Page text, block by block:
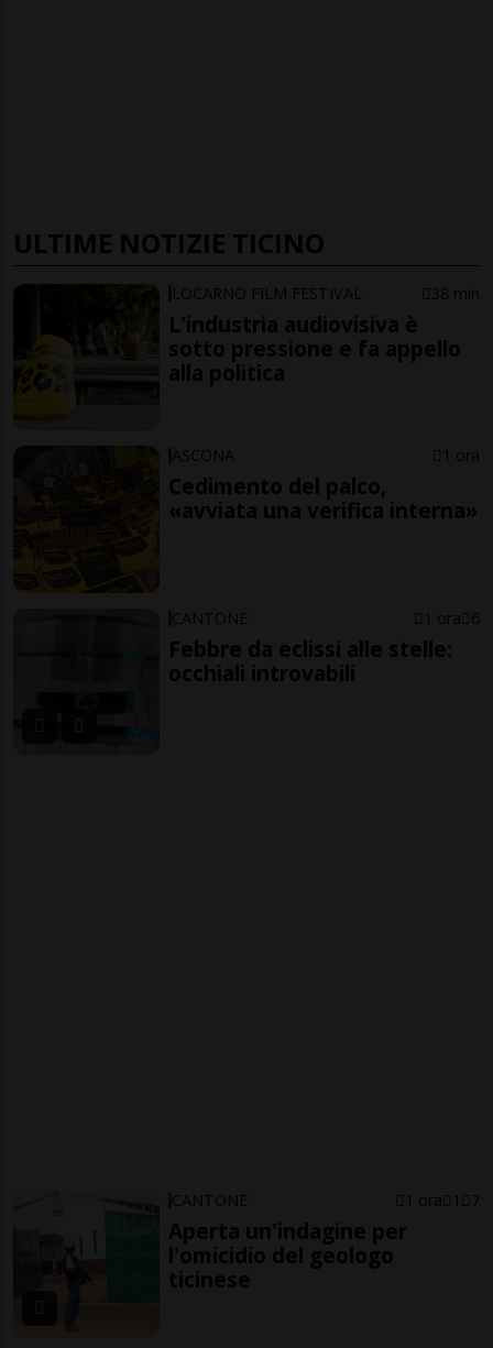
ULTIME NOTIZIE TICINO
LOCARNO FILM FESTIVAL 38 min
L'industria audiovisiva è
sotto pressione e fa appello
alla politica
ASCONA 1 ora
Cedimento del palco,
«avviata una verifica interna»
CANTONE 1 ora 6
Febbre da eclissi alle stelle:
occhiali introvabili
CANTONE 1 ora 1 7
Aperta un'indagine per
l'omicidio del geologo
ticinese